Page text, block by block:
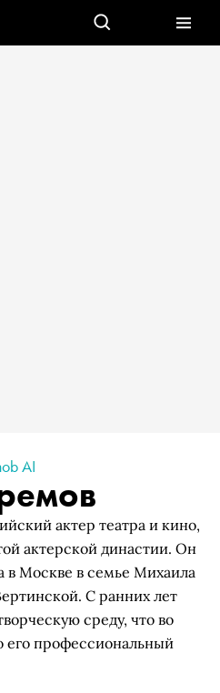
AI
актер театра и кино,
актерской династии. Он
в Москве в семье Михаила
С ранних лет
среду, что во
профессиональный